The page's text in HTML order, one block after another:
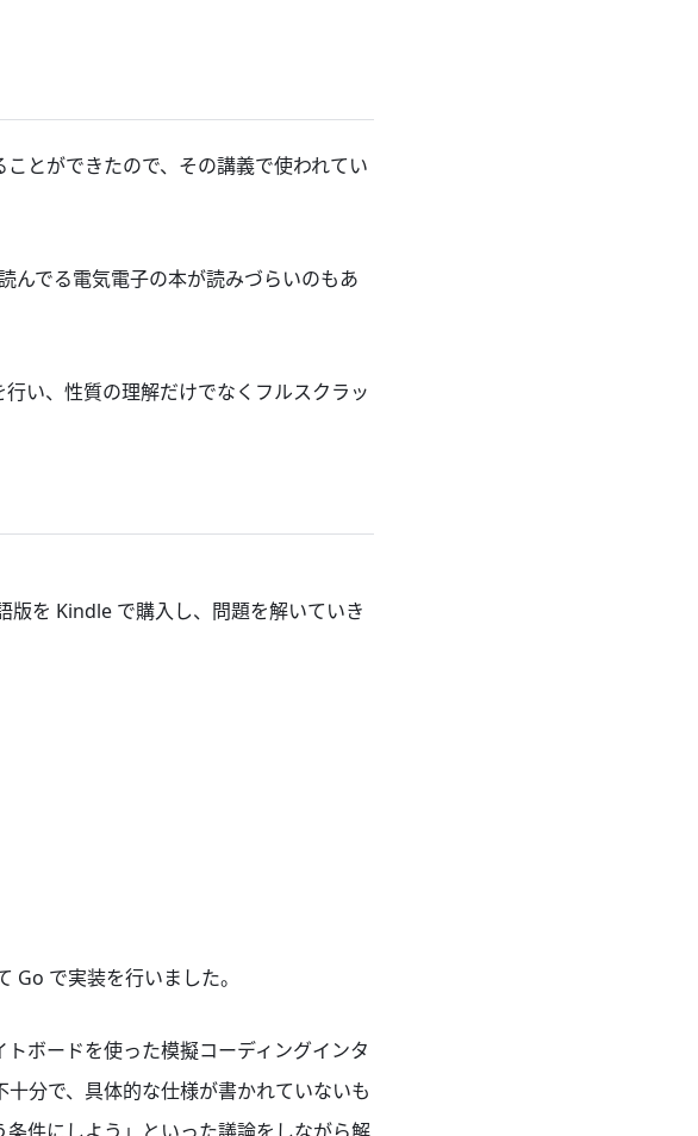
とができたので、その講義で使われてい
んでる電気電子の本が読みづらいのもあ
い、性質の理解だけでなくフルスクラッ
版を Kindle で購入し、問題を解いていき
Go で実装を行いました。
ボードを使った模擬コーディングインタ
分で、具体的な仕様が書かれていないも